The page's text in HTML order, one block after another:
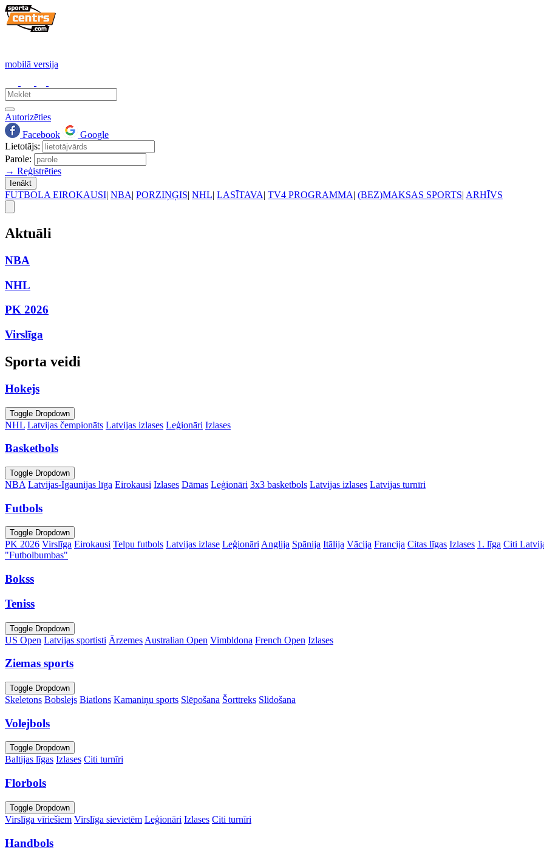
mobilā versija
Autorizēties
Facebook
Google
Lietotājs:
Parole:
→ Reģistrēties
Ienākt
FUTBOLA EIROKAUSI| NBA| PORZIŅĢIS| NHL| LASĪTAVA| TV4 PROGRAMMA| (BEZ)MAKSAS SPORTS| ARHĪVS
Aktuāli
NBA
NHL
PK 2026
Virslīga
Sporta veidi
Hokejs
Toggle Dropdown
NHL Latvijas čempionāts Latvijas izlases Leģionāri Izlases
Basketbols
Toggle Dropdown
NBA Latvijas-Igaunijas līga Eirokausi Izlases Dāmas Leģionāri 3x3 basketbols Latvijas izlases Latvijas turnīri
Futbols
Toggle Dropdown
PK 2026 Virslīga Eirokausi Telpu futbols Latvijas izlase Leģionāri Anglija Spānija Itālija Vācija Francija Citas līgas Izlases 1. līga Citi
"Futbolbumbas"
Bokss
Teniss
Toggle Dropdown
US Open Latvijas sportisti Ārzemes Australian Open Vimbldona French Open Izlases
Ziemas sports
Toggle Dropdown
Skeletons Bobslejs Biatlons Kamaniņu sports Slēpošana Šorttreks Slidošana
Volejbols
Toggle Dropdown
Baltijas līgas Izlases Citi turnīri
Florbols
Toggle Dropdown
Virslīga vīriešiem Virslīga sievietēm Leģionāri Izlases Citi turnīri
Handbols